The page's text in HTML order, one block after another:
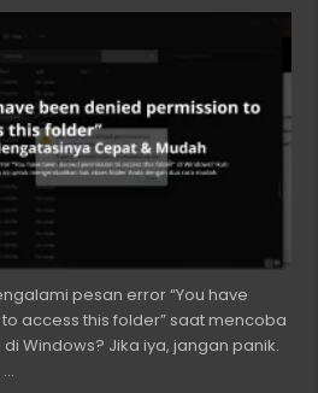
pesan error “You have
access this folder” saat mencoba
Windows? Jika iya, jangan panik.